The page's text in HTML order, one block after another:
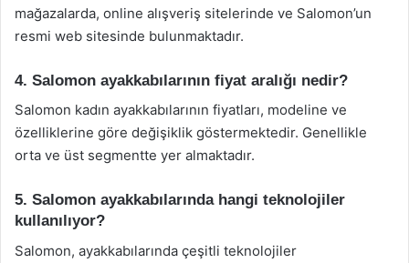
mağazalarda, online alışveriş sitelerinde ve Salomon’un
resmi web sitesinde bulunmaktadır.
4. Salomon ayakkabılarının fiyat aralığı nedir?
Salomon kadın ayakkabılarının fiyatları, modeline ve
özelliklerine göre değişiklik göstermektedir. Genellikle
orta ve üst segmentte yer almaktadır.
5. Salomon ayakkabılarında hangi teknolojiler
kullanılıyor?
Salomon, ayakkabılarında çeşitli teknolojiler